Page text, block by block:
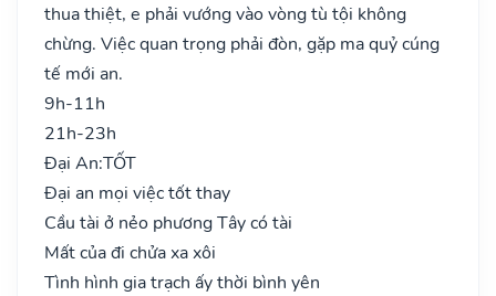
thua thiệt, e phải vướng vào vòng tù tội không
chừng. Việc quan trọng phải đòn, gặp ma quỷ cúng
tế mới an.
9h-11h
21h-23h
Đại An:TỐT
Đại an mọi việc tốt thay
Cầu tài ở nẻo phương Tây có tài
Mất của đi chửa xa xôi
Tình hình gia trạch ấy thời bình yên